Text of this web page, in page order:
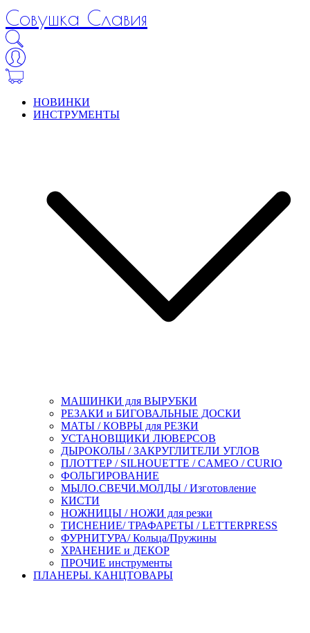
Совушка Славия
НОВИНКИ
ИНСТРУМЕНТЫ
МАШИНКИ для ВЫРУБКИ
РЕЗАКИ и БИГОВАЛЬНЫЕ ДОСКИ
МАТЫ / КОВРЫ для РЕЗКИ
УСТАНОВЩИКИ ЛЮВЕРСОВ
ДЫРОКОЛЫ / ЗАКРУГЛИТЕЛИ УГЛОВ
ПЛОТТЕР / SILHOUETTE / CAMEO / CURIO
ФОЛЬГИРОВАНИЕ
МЫЛО.СВЕЧИ.МОЛДЫ / Изготовление
КИСТИ
НОЖНИЦЫ / НОЖИ для резки
ТИСНЕНИЕ/ ТРАФАРЕТЫ / LETTERPRESS
ФУРНИТУРА/ Кольца/Пружины
ХРАНЕНИЕ и ДЕКОР
ПРОЧИЕ инструменты
ПЛАНЕРЫ. КАНЦТОВАРЫ